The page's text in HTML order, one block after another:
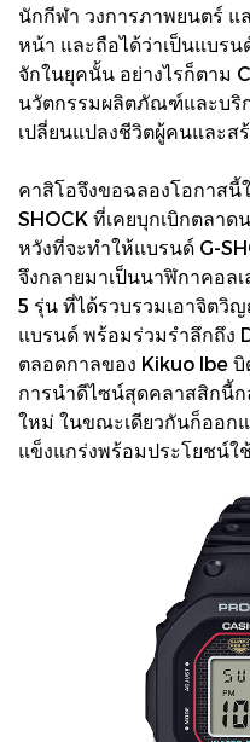
นักกีฬา วงการภาพยนตร์
หน้า และถือได้ว่าเป็นแบร
จักในยุคนั้น อย่างไรก็ตาม
นวัตกรรมผลิตภัณฑ์และบริก
เปลี่ยนแปลงชีวิตผู้คนและส
คาสิโอจึงขอฉลองโอกาสนี้
SHOCK ที่เคยบุกเบิกตลา
หวังที่จะทำให้แบรนด์ G-
จึงกลายมาเป็นนาฬิกาคอล
5 รุ่น ที่ได้รวบรวมเอาจิต
แบรนด์ พร้อมร่วมรำลึกถึง
ตลอดกาลของ Kikuo Ibe บิ
การนำดีไซน์สุดคลาสสิกนี้
ใหม่ ในขณะเดียวกันก็ออก
แข็งแกร่งพร้อมประโยชน์ใ